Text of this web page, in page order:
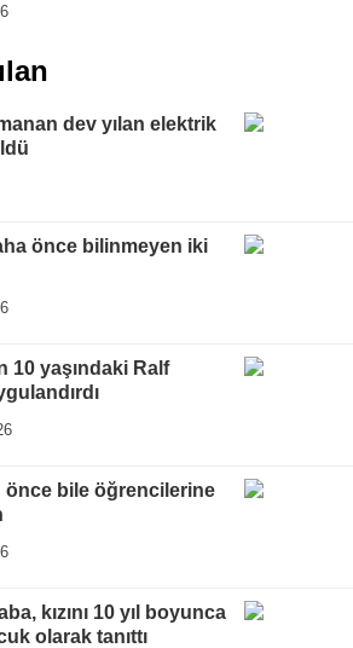
dev yılan elektrik
önce bilinmeyen iki
10 yaşındaki Ralf
bile öğrencilerine
kızını 10 yıl boyunca
olarak tanıttı